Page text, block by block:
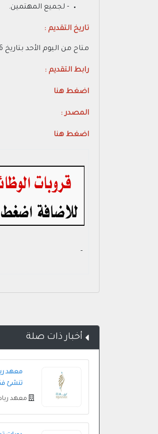
- لجميع المهتمين.
تاريخ التقديم :
متاح من اليوم الأحد بتاريخ 1443/11/6هـ الموافق 2022/06/5م
رابط التقديم :
اضغط هنا
المصدر :
اضغط هنا
- ‏
أخبار ذات صلة
معهد
تنشئ
معهد